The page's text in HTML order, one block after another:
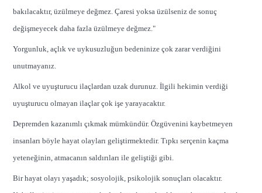
bakılacaktır, üzülmeye değmez. Çaresi yoksa üzülseniz de sonuç
değişmeyecek daha fazla üzülmeye değmez."
Yorgunluk, açlık ve uykusuzluğun bedeninize çok zarar verdiğini
unutmayanız.
Alkol ve uyuşturucu ilaçlardan uzak durunuz. İlgili hekimin verdiği
uyuşturucu olmayan ilaçlar çok işe yarayacaktır.
Depremden kazanımlı çıkmak mümkündür. Özgüvenini kaybetmeyen
insanları böyle hayat olayları geliştirmektedir. Tıpkı serçenin kaçma
yeteneğinin, atmacanın saldırıları ile geliştiği gibi.
Bir hayat olayı yaşadık; sosyolojik, psikolojik sonuçları olacaktır.